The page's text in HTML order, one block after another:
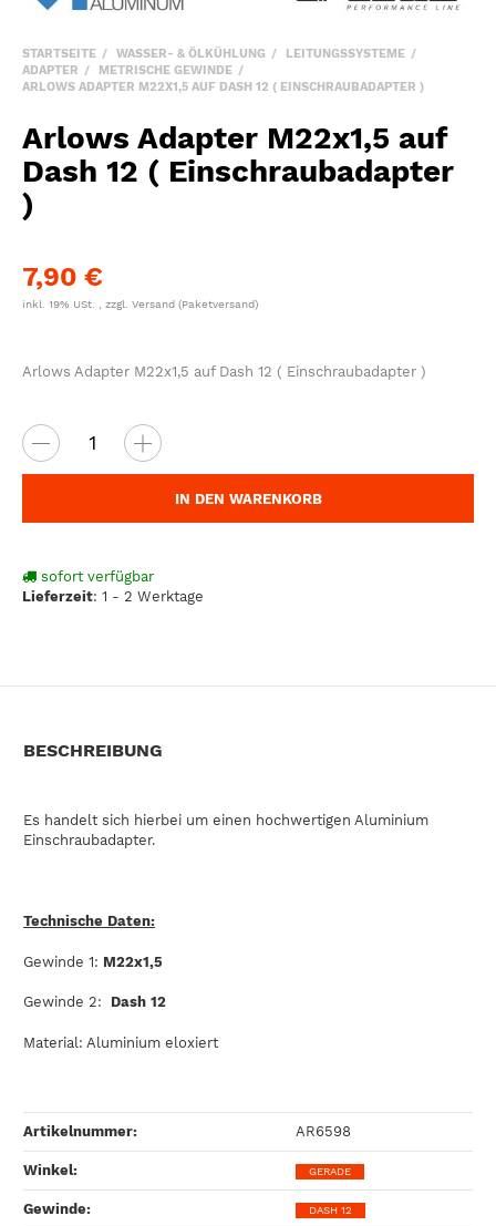
STARTSEITE WASSER- & ÖLKÜHLUNG
LEITUNGSSYSTEME
ADAPTER
METRISCHE GEWINDE
ARLOWS ADAPTER M22X1,5 AUF DASH 12 ( EINSCHRAUBADAPTER )
Arlows Adapter M22x1,5 auf
Dash 12 ( Einschraubadapter
)
7,90 €
inkl. 19% USt. , zzgl. Versand (Paketversand)
Arlows Adapter M22x1,5 auf Dash 12 ( Einschraubadapter )
IN DEN WARENKORB
sofort verfügbar
Lieferzeit: 1 - 2 Werktage
BESCHREIBUNG
Es handelt sich hierbei um einen hochwertigen Aluminium
Einschraubadapter.
Technische Daten:
Gewinde 1: M22x1,5
Gewinde 2: Dash 12
Material: Aluminium eloxiert
Artikelnummer: AR6598
Winkel‍: GERADE
Gewinde‍: DASH 12